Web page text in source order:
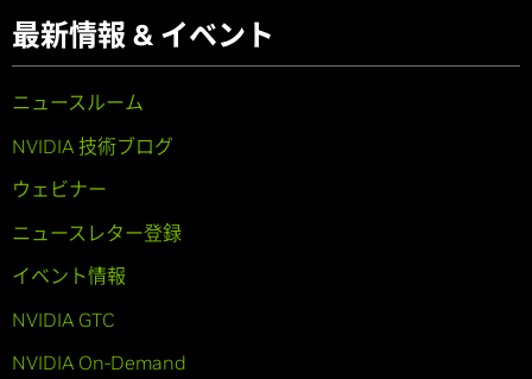
最新情報 & イベント
ニュースルーム
NVIDIA 技術ブログ
ウェビナー
ニュースレター登録
イベント情報
NVIDIA GTC
NVIDIA On-Demand